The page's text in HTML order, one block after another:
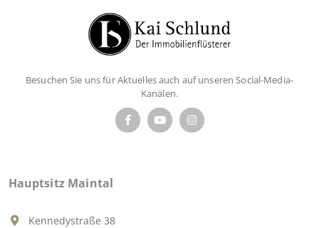
Besuchen Sie uns für Aktuelles auch auf unseren Social-Media-
Kanälen.
Hauptsitz Maintal
Kennedystraße 38